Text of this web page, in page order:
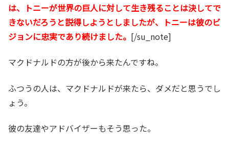
は、トニーが世界の巨人に対して生き残ることは決してで
きないだろうと説得しようとしましたが、トニーは彼のビ
ジョンに忠実であり続けました。 [/su_note]
マクドナルドの方が後から来たんですね。
ふつうの人は、マクドナルドが来たら、ダメだと思うでし
ょう。
彼の友達やアドバイザーもそう思った。